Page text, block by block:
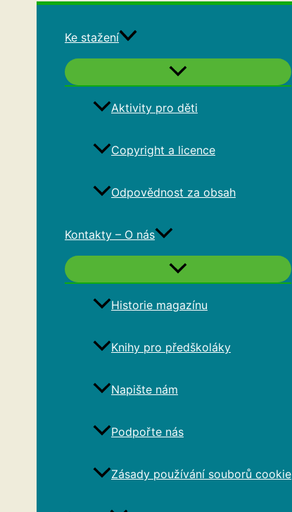
Ke stažení
Aktivity pro děti
Copyright a licence
Odpovědnost za obsah
Kontakty – O nás
Historie magazínu
Knihy pro předškoláky
Napište nám
Podpořte nás
Zásady používání souborů cookie